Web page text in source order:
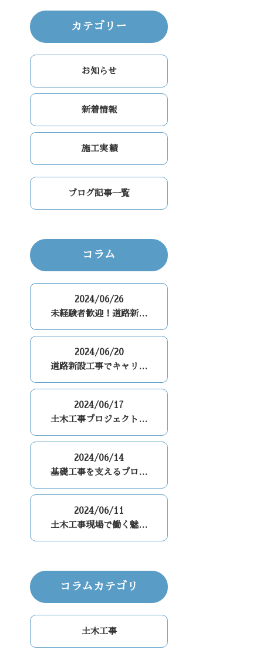
カテゴリー
お知らせ
新着情報
施工実績
ブログ記事一覧
コラム
2024/06/26
未経験者歓迎！道路新…
2024/06/20
道路新設工事でキャリ…
2024/06/17
土木工事プロジェクト…
2024/06/14
基礎工事を支えるプロ…
2024/06/11
土木工事現場で働く魅…
コラムカテゴリ
土木工事